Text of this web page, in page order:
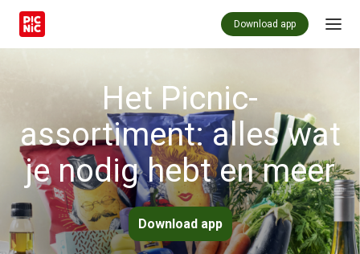
Download app
Het Picnic-
assortiment: alles wat
je nodig hebt en meer
Download app